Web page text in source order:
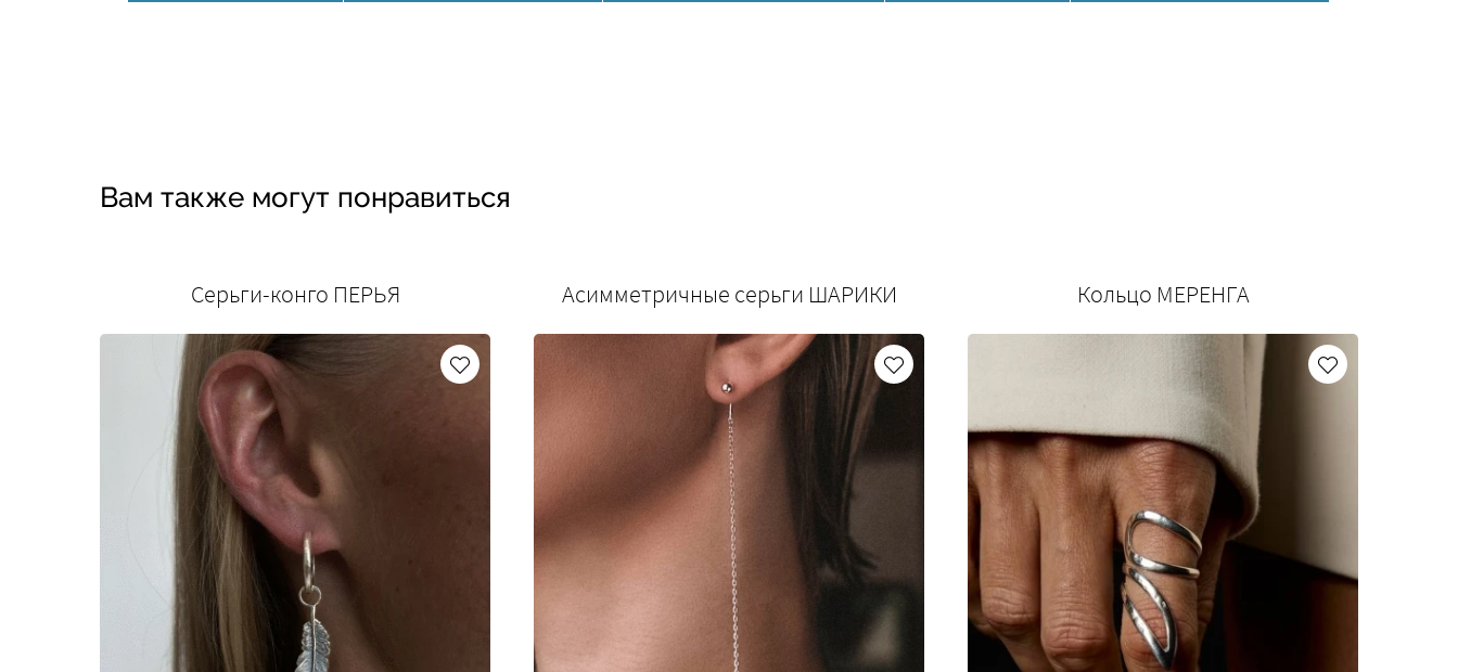
Вам также могут понравиться
Серьги-конго ПЕРЬЯ Асимметричные серьги ШАРИКИ Кольцо МЕРЕНГА